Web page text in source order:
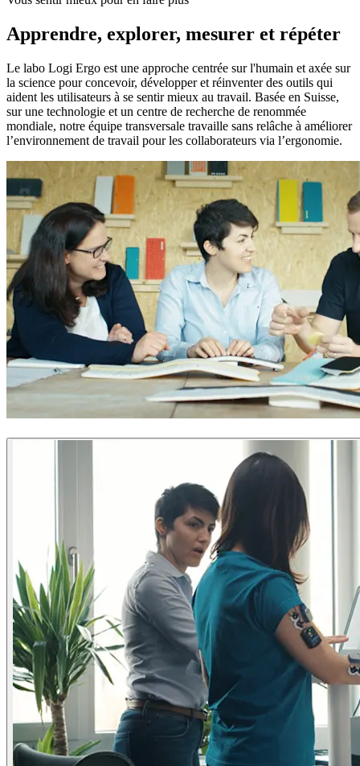
Apprendre, explorer, mesurer et répéter
Le labo Logi Ergo est une approche centrée sur l'humain et axée sur
la science pour concevoir, développer et réinventer des outils qui
aident les utilisateurs à se sentir mieux au travail. Basée en Suisse,
sur une technologie et un centre de recherche de renommée
mondiale, notre équipe transversale travaille sans relâche à améliorer
l’environnement de travail pour les collaborateurs via l’ergonomie.